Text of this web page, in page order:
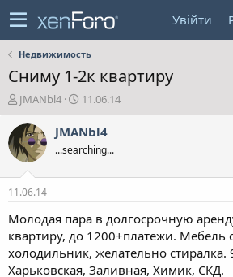
Увійти
Недвижимость
Сниму 1-2к квартиру
А
т
о
р
е
м
и
JMANbl4
Д
т
с
р
н
н
я
11.06.14
JMANbl4
...searching...
11.06.14
Молодая пара в долгосрочную
квартиру, до 1200+платежи. Мебель
холодильник, желательно стиралка.
Харьковская, Заливная, Химик, СКД.